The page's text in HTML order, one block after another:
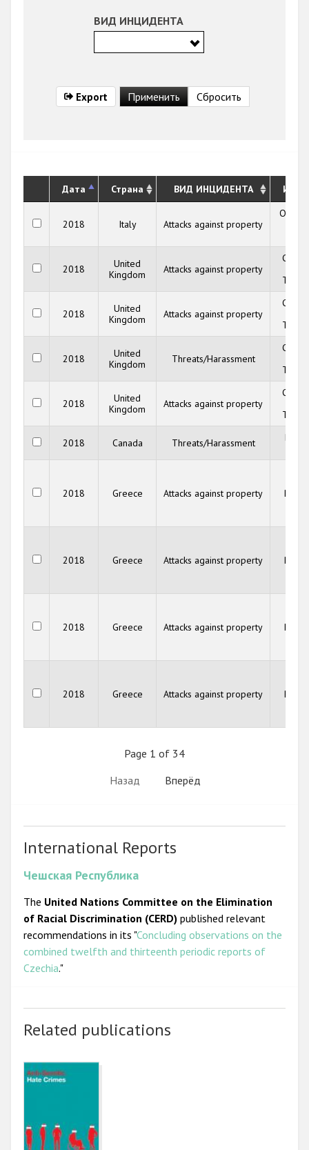
ВИД ИНЦИДЕНТА
Export
Дата Страна ВИД ИНЦИДЕНТА
2018 Italy Attacks against property
2018
United
Kingdom
Attacks against property
Trust
2018
United
Kingdom
Attacks against property
Trust
2018
United
Kingdom
Threats/Harassment
Trust
2018
United
Kingdom
Attacks against property
Trust
2018 Canada Threats/Harassment
B'nai
2018 Greece Attacks against property
2018 Greece Attacks against property
2018 Greece Attacks against property
2018 Greece Attacks against property
Page 1 of 34
Назад
Вперёд
International Reports
Чешская Республика
The United Nations Committee on the Elimination
of Racial Discrimination (CERD) published relevant
recommendations in its "Concluding observations on the
combined twelfth and thirteenth periodic reports of
Czechia."
Related publications